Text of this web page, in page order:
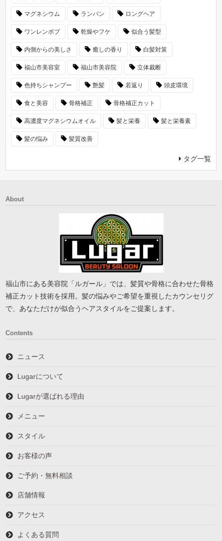
マグネシウム ランバン ロングヘア
ワンレンボブ 乾燥やフケ 似合う髪型
内側からの美しさ 癒しの香り 白髪対策
福山市美容室 福山市美容院 立体裁断
色持ちシャンプー 艶髪 若返り 頭皮環境
食と美容 骨格補正 骨格補正カット
高濃度マグネシウムオイル 髪と栄養 髪と栄養素
髪の悩み 髪質改善
タグ一覧
About
福山市にある美容院「ルガール」では、髪質や骨格に合わせた骨格
補正カット技術を採用。髪の悩みやご希望を重視したカウンセリグ
で、あなただけが似合うヘアスタイルをご提案します。
Contents
ニュース
Lugarについて
Lugarが選ばれる理由
メニュー
スタイル
お客様の声
ご予約・無料相談
店舗情報
アクセス
よくある質問